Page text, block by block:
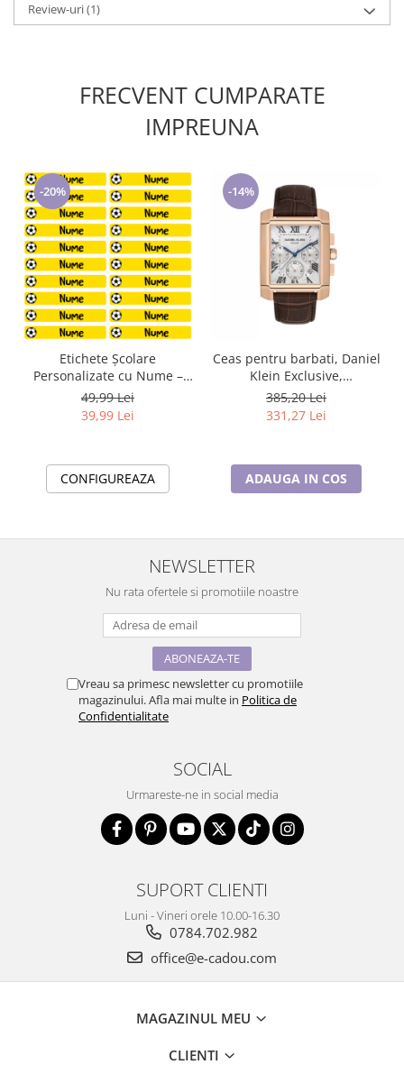
Review-uri(1)
FRECVENT CUMPARATE
IMPREUNA
-20%
Etichete Școlare
Personalizate cu Nume –
Stickere Autoadezive pentru
Copii ❤️ E-Cadou.com - e-
49,99 Lei
39,99 Lei
CONFIGUREAZA
-14%
Ceas pentru barbati, Daniel
Klein Exclusive,
DK.1.13748.5
385,20 Lei
331,27 Lei
ADAUGA IN COS
NEWSLETTER
Nu rata ofertele si promotiile noastre
Vreau sa primesc newsletter cu promotiile
magazinului. Afla mai multe in Politica de
Confidentialitate
SOCIAL
Urmareste-ne in social media
SUPORT CLIENTI
Luni - Vineri orele 10.00-16.30
0784.702.982
office@e-cadou.com
MAGAZINUL MEU
CLIENTI